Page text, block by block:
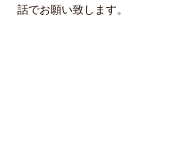
話でお願い致します。